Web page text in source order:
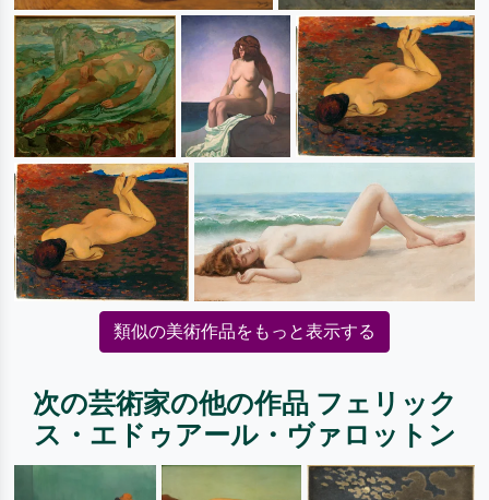
類似の美術作品をもっと表示する
次の芸術家の他の作品 フェリック
ス・エドゥアール・ヴァロットン